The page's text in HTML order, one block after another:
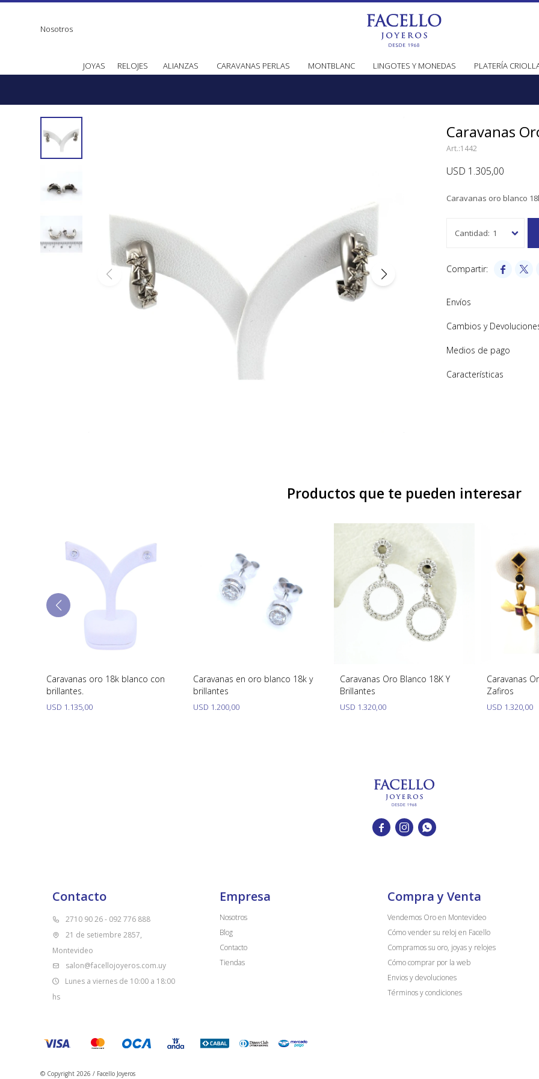
JOYAS RELOJES ALIANZAS CARAVANAS PERLAS MONTBLANC LINGOTES Y MONEDAS PLATERÍA
Nosotros
Caravanas
1442
USD 1.305,00
Caravanas oro blanco
1
 
Envíos
Cambios y
Medios de pago
Características
Productos que te pueden interesar
Caravanas oro 18k blanco con
brillantes.
USD 1.135,00
Caravanas en oro blanco 18k y
brillantes
USD 1.200,00
Caravanas Oro Blanco 18K Y
Brillantes
USD 1.320,00
Caravanas
Zafiros
USD 1.320,00
  
Contacto
2710 90 26 - 092 776 888
21 de setiembre 2857,
Montevideo
salon@facellojoyeros.com.uy
Lunes a viernes de 10:00 a 18:00
hs
Empresa
Nosotros
Blog
Contacto
Tiendas
Compra y Venta
Vendemos Oro en Montevideo
Cómo vender su reloj en Facello
Compramos su oro, joyas y relojes
Cómo comprar por la web
Envios y devoluciones
Términos y condiciones
© Copyright 2026 / Facello Joyeros